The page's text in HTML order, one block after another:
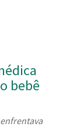
bebê